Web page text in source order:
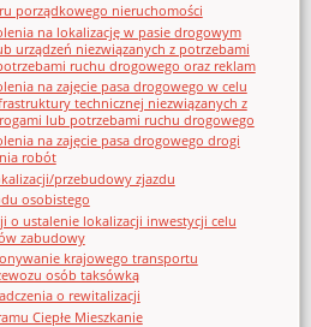
porządkowego nieruchomości
na lokalizację w pasie drogowym
urządzeń niezwiązanych z potrzebami
ruchu drogowego oraz reklam
na zajęcie pasa drogowego w celu
technicznej niezwiązanych z
lub potrzebami ruchu drogowego
na zajęcie pasa drogowego drogi
robót
przebudowy zjazdu
osobistego
o ustalenie lokalizacji inwestycji celu
zabudowy
krajowego transportu
osób taksówką
o rewitalizacji
Ciepłe Mieszkanie